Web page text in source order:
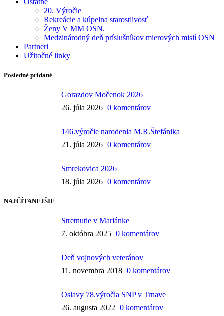
20. Výročie
Rekreácie a kúpelna starostlivosť
Ženy V MM OSN.
Medzinárodný deň príslušníkov mierových misií OSN
Partneri
Užitočné linky
Posledné pridané
Gorazdov Močenok 2026
26. júla 2026 0 komentárov
146.výročie narodenia M.R.Štefánika
21. júla 2026 0 komentárov
Smrekovica 2026
18. júla 2026 0 komentárov
NAJČÍTANEJŠIE
Stretnutie v Mariánke
7. októbra 2025 0 komentárov
Deň vojnových veteránov
11. novembra 2018 0 komentárov
Oslavy 78.výročia SNP v Trnave
26. augusta 2022 0 komentárov